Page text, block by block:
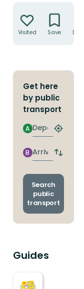
Visited Save
Get here
by public
transport
Departure
A
Find
stop
Arrival
B
Switch
and
Search
public
transport
Guides